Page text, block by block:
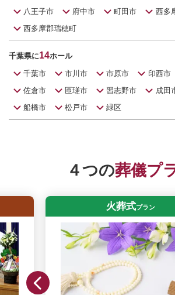
八王子市
府中市 町田市
西多
西多摩郡瑞穂町
千葉県に14ホール
千葉市 市川市 市原市 印西市
佐倉市
匝瑳市 習志野市 成田
船橋市
松戸市 緑区
４つの葬儀プ
火葬式プラン